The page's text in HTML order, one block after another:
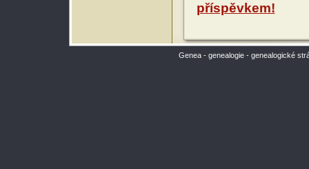
příspěvkem!
Genea - genealogie - genealogické